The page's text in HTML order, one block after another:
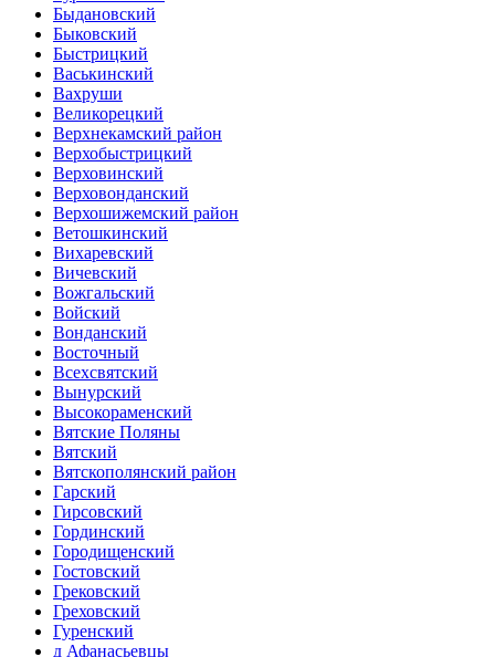
Быдановский
Быковский
Быстрицкий
Васькинский
Вахруши
Великорецкий
Верхнекамский район
Верхобыстрицкий
Верховинский
Верховонданский
Верхошижемский район
Ветошкинский
Вихаревский
Вичевский
Вожгальский
Войский
Вонданский
Восточный
Всехсвятский
Вынурский
Высокораменский
Вятские Поляны
Вятский
Вятскополянский район
Гарский
Гирсовский
Гординский
Городищенский
Гостовский
Грековский
Греховский
Гуренский
д Афанасьевцы